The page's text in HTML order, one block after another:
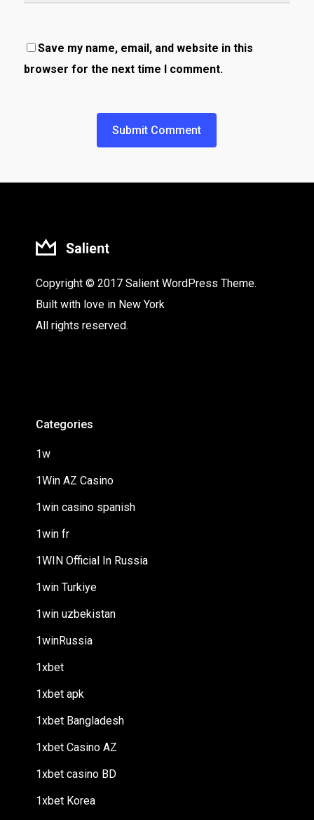
Save my name, email, and website in this
browser for the next time I comment.
Copyright © 2017 Salient WordPress Theme.
Built with love in New York
All rights reserved.
Categories
1w
1Win AZ Casino
1win casino spanish
1win fr
1WIN Official In Russia
1win Turkiye
1win uzbekistan
1winRussia
1xbet
1xbet apk
1xbet Bangladesh
1xbet Casino AZ
1xbet casino BD
1xbet Korea